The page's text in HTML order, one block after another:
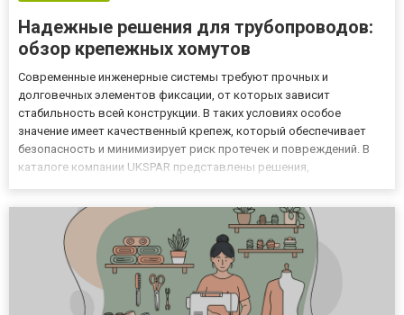
Надежные решения для трубопроводов:
обзор крепежных хомутов
Современные инженерные системы требуют прочных и
долговечных элементов фиксации, от которых зависит
стабильность всей конструкции. В таких условиях особое
значение имеет качественный крепеж, который обеспечивает
безопасность и минимизирует риск протечек и повреждений. В
каталоге компании UKSPAR представлены решения,
монтажных и ремонтных работах о...